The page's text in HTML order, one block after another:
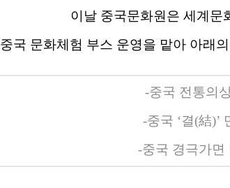
이날 중국문화원은 세계문
중국 문화체험 부스 운영을 맡아 아래
-중국 전통의
-중국 ‘결(結)’
-중국 경극가면